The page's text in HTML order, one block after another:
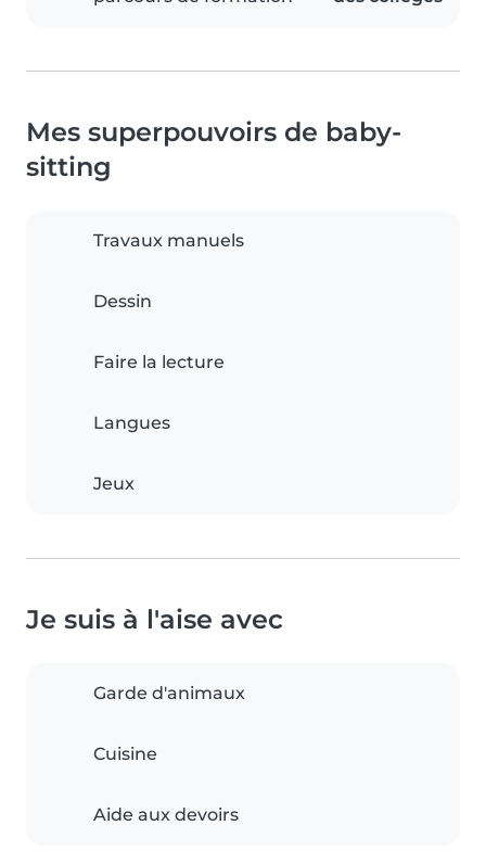
Mes superpouvoirs de baby-
sitting
Travaux manuels
Dessin
Faire la lecture
Langues
Jeux
Je suis à l'aise avec
Garde d'animaux
Cuisine
Aide aux devoirs